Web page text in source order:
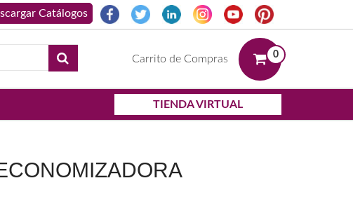
Carrito de Compras 0
TIENDA VIRTUAL